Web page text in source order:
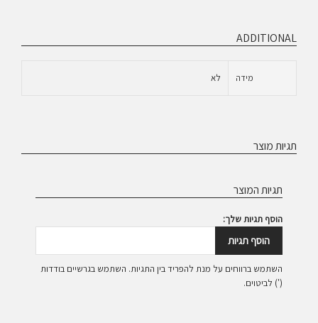
ADDITIONAL
מידה לא
תגיות מוצר
תגיות המוצר
הוסף תגיות שלך:
הוסף תגיות
השתמש ברווחים על מנת להפריד בין התגיות. השתמש בגרשיים בודדות
(') לביטוים.